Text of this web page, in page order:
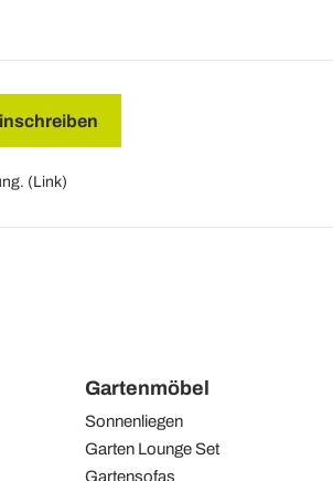
(Link)
Gartenmöbel
Sonnenliegen
Garten Lounge Set
Gartensofas